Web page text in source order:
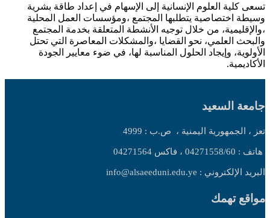
تسعى كلية العلوم الإنسانية إلى الإسهام في إعداد طاقة بشرية
وسيطة اختصاصية يتطلبها المجتمع ،ومؤسسات العمل المحلية
،والإقليمية، من خلال توجيه الأنشطة المتعلقة بخدمة المجتمع
والبحث العلمي، نحو القضايا ،والمشكلات المعاصرة التي تحتل
الأولوية، وإيجاد الحلول المناسبة لها، في ضوء معايير الجودة
الأكاديمية.
جامعة السعيد
تعز ، الجمهورية اليمنية ، ص.ب : 4999
هاتف : 04271558/60 ، فاكس 04271564
البريد الإلكتروني : info@alsaeeduni.edu.ye
مواقع تهمك